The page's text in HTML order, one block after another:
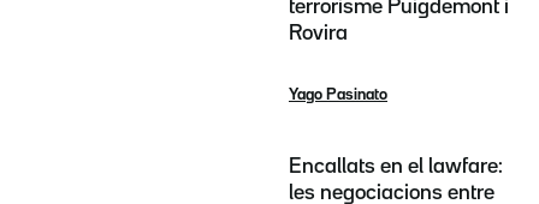
terrorisme Puigdemont i
Rovira
Yago Pasinato
Encallats en el lawfare:
les negociacions entre